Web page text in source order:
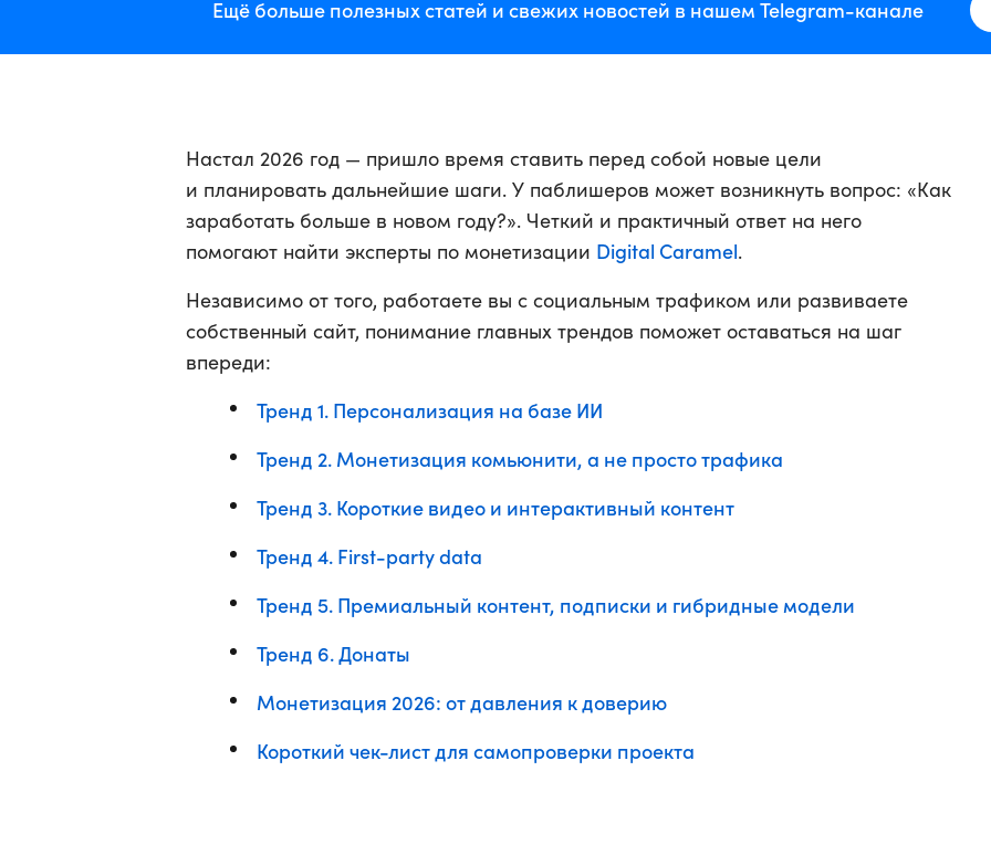
Ещё больше полезных статей и свежих новостей в нашем Telegram-канале
Настал 2026 год — пришло время ставить перед собой новые цели
и планировать дальнейшие шаги. У паблишеров может возникнуть вопрос: «Как
заработать больше в новом году?». Четкий и практичный ответ на него
помогают найти эксперты по монетизации Digital Caramel.
Независимо от того, работаете вы с социальным трафиком или развиваете
собственный сайт, понимание главных трендов поможет оставаться на шаг
впереди:
Тренд 1. Персонализация на базе ИИ
Тренд 2. Монетизация комьюнити, а не просто трафика
Тренд 3. Короткие видео и интерактивный контент
Тренд 4. First-party data
Тренд 5. Премиальный контент, подписки и гибридные модели
Тренд 6. Донаты
Монетизация 2026: от давления к доверию
Короткий чек-лист для самопроверки проекта